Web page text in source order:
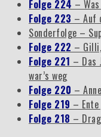
Folge 224 –
Folge 223 – Auf
Sonderfolge –
Folge 222 –
Folge 221 – Das
war’s weg
Folge 220 –
Folge 219 –
Folge 218 –